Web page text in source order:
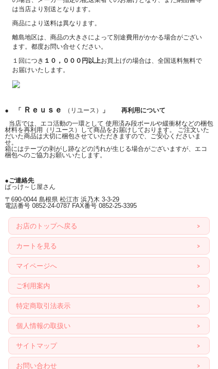
は当店より別送となります。
商品により送料は異なります。
離島地区は、商品の大きさによって別途費用がかかる場合がござい
ます。都度お問い合せください。
１回につき １０，０００円以上お買上げの場合は、全国送料無料で
お届けいたします。
● 「 Ｒｅｕｓｅ （リユース）
」 再利用について
当店では、エコ活動の一環として 使用済み段ボールや緩衝材などの梱包
材料を再利用（リユース）して商品をお届けしております。 ご注文いた
だいた商品は大切に梱包させていただきますので、ご安心くださいま
せ。
箱にはテープの剥がし跡などの汚れが生じる場合がございますが、エコ
梱包へのご協力お願いいたします。
●ご連絡先
ぱっけ～じ屋さん
〒690-0044 島根県 松江市 浜乃木 3-3-29
電話番号 0852-24-0787 FAX番号 0852-25-3395
お店のトップへ戻る
カートを見る
マイページへ
ご利用案内
特定商取引法表示
個人情報の取扱い
サイトマップ
お問い合わせ